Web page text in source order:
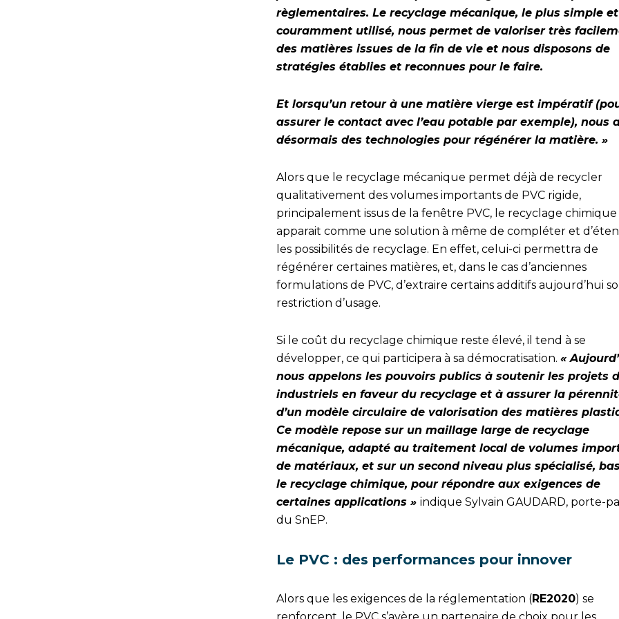
règlementaires. Le recyclage mécanique, le plus simple et
couramment utilisé, nous permet de valoriser très
des matières issues de la fin de vie et nous disposons de
stratégies établies et reconnues pour le faire.
Et lorsqu’un retour à une matière vierge est impératif
assurer le contact avec l’eau potable par exemple), nous
désormais des technologies pour régénérer la matière. »
Alors que le recyclage mécanique permet déjà de recycler
qualitativement des volumes importants de PVC rigide,
principalement issus de la fenêtre PVC, le recyclage chimique
apparait comme une solution à même de compléter et
les possibilités de recyclage. En effet, celui-ci permettra de
régénérer certaines matières, et, dans le cas d’anciennes
formulations de PVC, d’extraire certains additifs aujourd’hui
restriction d’usage.
Si le coût du recyclage chimique reste élevé, il tend à se
développer, ce qui participera à sa démocratisation. «
nous appelons les pouvoirs publics à soutenir les projets
industriels en faveur du recyclage et à assurer la
d’un modèle circulaire de valorisation des matières
Ce modèle repose sur un maillage large de recyclage
mécanique, adapté au traitement local de volumes
de matériaux, et sur un second niveau plus spécialisé,
le recyclage chimique, pour répondre aux exigences de
certaines applications » indique Sylvain GAUDARD, porte-
du SnEP.
Le PVC : des performances pour innover
Alors que les exigences de la réglementation (RE2020) se